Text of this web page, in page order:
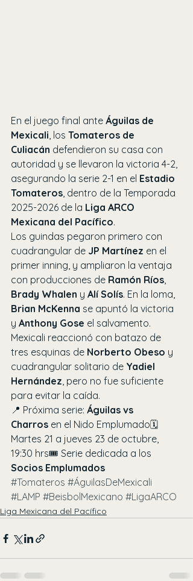
En el juego final ante Águilas de
Mexicali, los Tomateros de
Culiacán defendieron su casa con
autoridad y se llevaron la victoria 4-2,
asegurando la serie 2-1 en el Estadio
Tomateros, dentro de la Temporada
2025-2026 de la Liga ARCO
Mexicana del Pacífico.
Los guindas pegaron primero con
cuadrangular de JP Martínez en el
primer inning, y ampliaron la ventaja
con producciones de Ramón Ríos,
Brady Whalen y Alí Solís. En la loma,
Brian McKenna se apuntó la victoria
y Anthony Gose el salvamento.
Mexicali reaccionó con batazo de
tres esquinas de Norberto Obeso y
cuadrangular solitario de Yadiel
Hernández, pero no fue suficiente
para evitar la caída.
📍 Próxima serie: Águilas vs
Charros en el Nido Emplumado🗓️
Martes 21 a jueves 23 de octubre,
19:30 hrs🎟️ Serie dedicada a los
Socios Emplumados
#Tomateros #ÁguilasDeMexicali
#LAMP #BeisbolMexicano #LigaARCO
Liga Mexicana del Pacífico